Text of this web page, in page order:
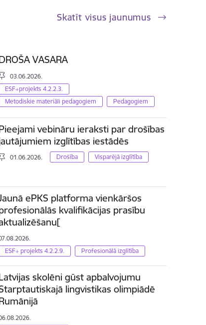
Skatīt visus jaunumus
VASARA
03.06.2026.
ESF+projekts 4.2.2.3.
Metodiskie materiāli pedagogiem
Pedagogiem
vebināru ieraksti par drošības
izglītības iestādēs
01.06.2026. Drošība Visparējā izglītība
ePKS platforma vienkāršos
kvalifikācijas prasību
ESF+ projekts 4.2.2.9.
Profesionālā izglītība
skolēni gūst apbalvojumu
lingvistikas olimpiādē